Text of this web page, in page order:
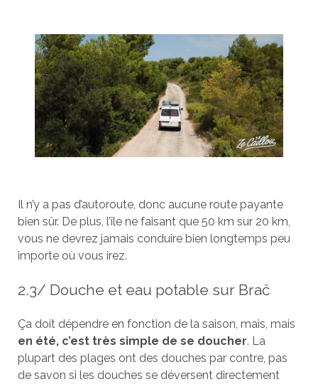
Il n’y a pas d’autoroute, donc aucune route payante
bien sûr. De plus, l’île ne faisant que 50 km sur 20 km,
vous ne devrez jamais conduire bien longtemps peu
importe où vous irez.
2.3/ Douche et eau potable sur Brač
Ça doit dépendre en fonction de la saison, mais, mais
en été, c’est très simple de se doucher. La
plupart des plages ont des douches par contre, pas
de savon si les douches se déversent directement